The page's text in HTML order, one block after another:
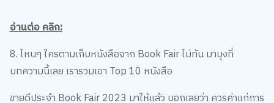
อ่านต่อ คลิก:
8. ไหนๆ ใครตามเก็บหนังสือจาก Book Fair ไม่ทัน มามุงที่
บทความนี้เลย เรารวมเอา Top 10 หนังสือ
ขายดีประจำ Book Fair 2023 มาให้แล้ว บอกเลยว่า ควรค่าแก่การ